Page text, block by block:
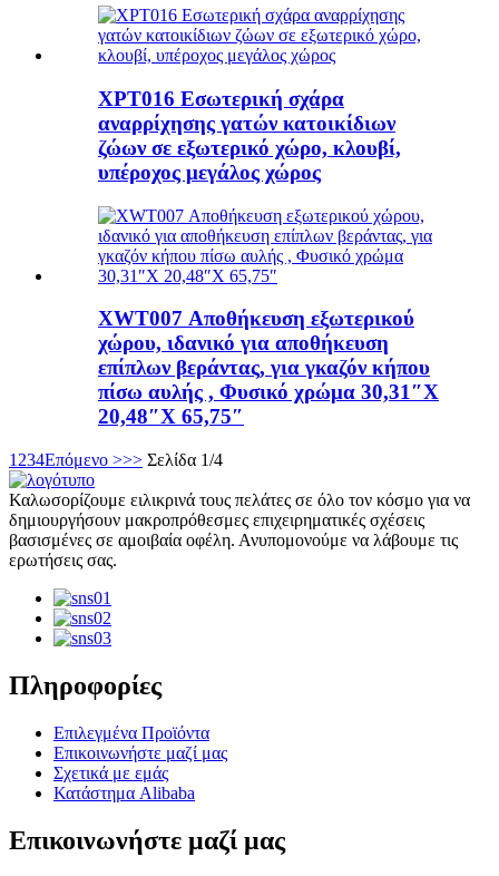
XPT016 Εσωτερική σχάρα
αναρρίχησης γατών κατοικίδιων
ζώων σε εξωτερικό χώρο, κλουβί,
υπέροχος μεγάλος χώρος
XWT007 Αποθήκευση εξωτερικού
χώρου, ιδανικό για αποθήκευση
επίπλων βεράντας, για γκαζόν κήπου
πίσω αυλής , Φυσικό χρώμα 30,31″X
20,48″X 65,75″
1 234Επόμενο >>> Σελίδα 1/4
Καλωσορίζουμε ειλικρινά τους πελάτες σε όλο τον κόσμο για να
δημιουργήσουν μακροπρόθεσμες επιχειρηματικές σχέσεις
βασισμένες σε αμοιβαία οφέλη. Ανυπομονούμε να λάβουμε τις
ερωτήσεις σας.
Πληροφορίες
Επιλεγμένα Προϊόντα
Επικοινωνήστε μαζί μας
Σχετικά με εμάς
Κατάστημα Alibaba
Επικοινωνήστε μαζί μας